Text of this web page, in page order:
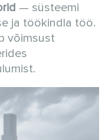
— süsteemi
ja töökindla töö.
võimsust